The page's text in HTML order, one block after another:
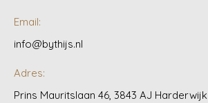
Email:
info@bythijs.nl
Adres:
Prins Mauritslaan 46, 3843 AJ Harderwijk